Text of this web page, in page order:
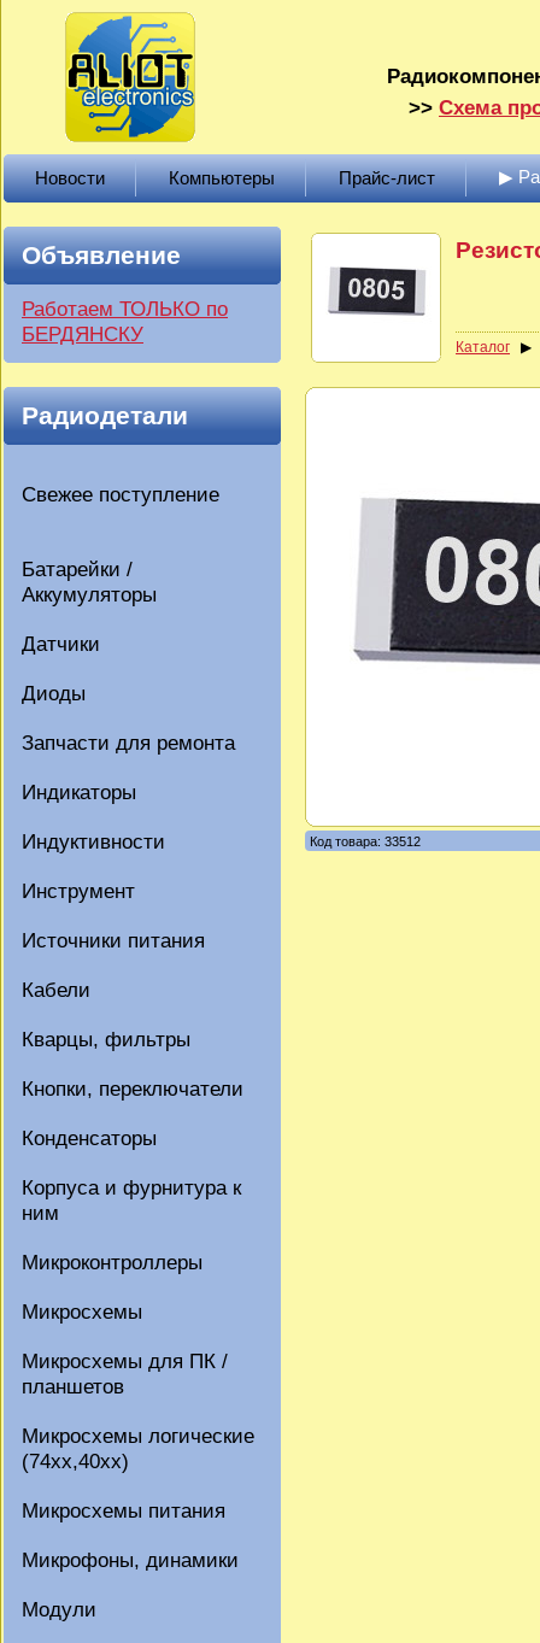
>> Схема
Новости Компьютеры Прайс-лист ▶
Объявление
Работаем ТОЛЬКО по
БЕРДЯНСКУ
Радиодетали
Свежее поступление
Батарейки /
Аккумуляторы
Датчики
Диоды
Запчасти для ремонта
Индикаторы
Индуктивности
Инструмент
Источники питания
Кабели
Кварцы, фильтры
Кнопки, переключатели
Конденсаторы
Корпуса и фурнитура к
ним
Микроконтроллеры
Микросхемы
Микросхемы для ПК /
планшетов
Микросхемы логические
(74xx,40xx)
Микросхемы питания
Микрофоны, динамики
Модули
Каталог
Код товара: 33512